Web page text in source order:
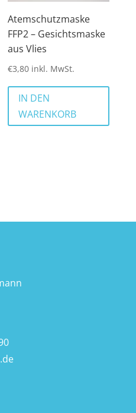
Atemschutzmaske
FFP2 – Gesichtsmaske
aus Vlies
€3,80 inkl. MwSt.
IN DEN
WARENKORB